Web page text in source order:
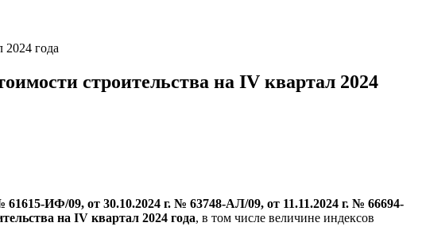
2024 года
строительства на IV квартал 2024
ИФ/09, от 30.10.2024 г. № 63748-АЛ/09, от 11.11.2024 г. № 66694-
на IV квартал 2024 года, в том числе величине индексов